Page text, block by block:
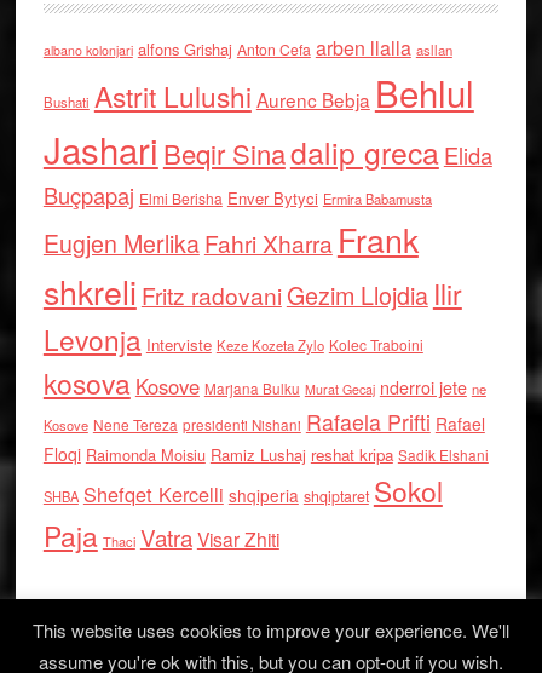
albano kolonjari alfons Grishaj Anton Cefa arben llalla asllan
Bushati Astrit Lulushi Aurenc Bebja Behlul
Jashari Beqir Sinadalip grecaElida
Buçpapaj Elmi Berisha Enver Bytyci Ermira Babamusta
Eugjen MerlikaFahri Xharra Frank
shkreli Fritz radovaniGezim Llojdia Ilir
Levonja Interviste Keze Kozeta Zylo Kolec Traboini
kosova Kosove Marjana Bulku Murat Gecaj nderroi jete ne
Kosove Nene Tereza presidenti Nishani Rafaela Prifti Rafael
Floqi Raimonda Moisiu Ramiz Lushaj reshat kripa Sadik Elshani
SHBA Shefqet Kercelli shqiperia shqiptaret Sokol
Paja Thaci VatraVisar Zhiti
This website uses cookies to improve your experience. We'll
assume you're ok with this, but you can opt-out if you wish.